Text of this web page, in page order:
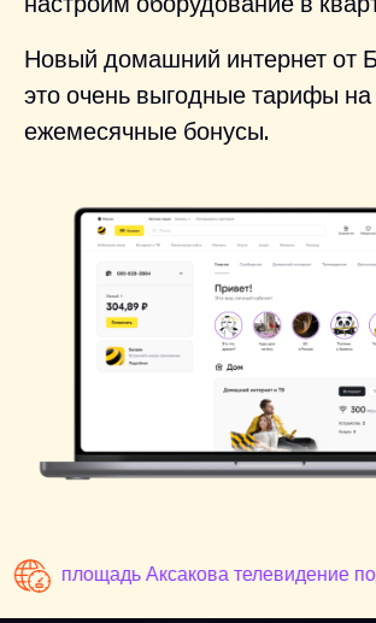
Новый домашний интернет от
это очень выгодные тарифы на
ежемесячные бонусы.
площадь Аксакова телевидение